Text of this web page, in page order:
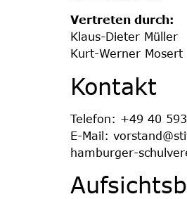
Vertreten durch:
Klaus-Dieter Müller
Kurt-Werner Mosert
Kontakt
Telefon: +49 40
E-Mail:
hamburger-